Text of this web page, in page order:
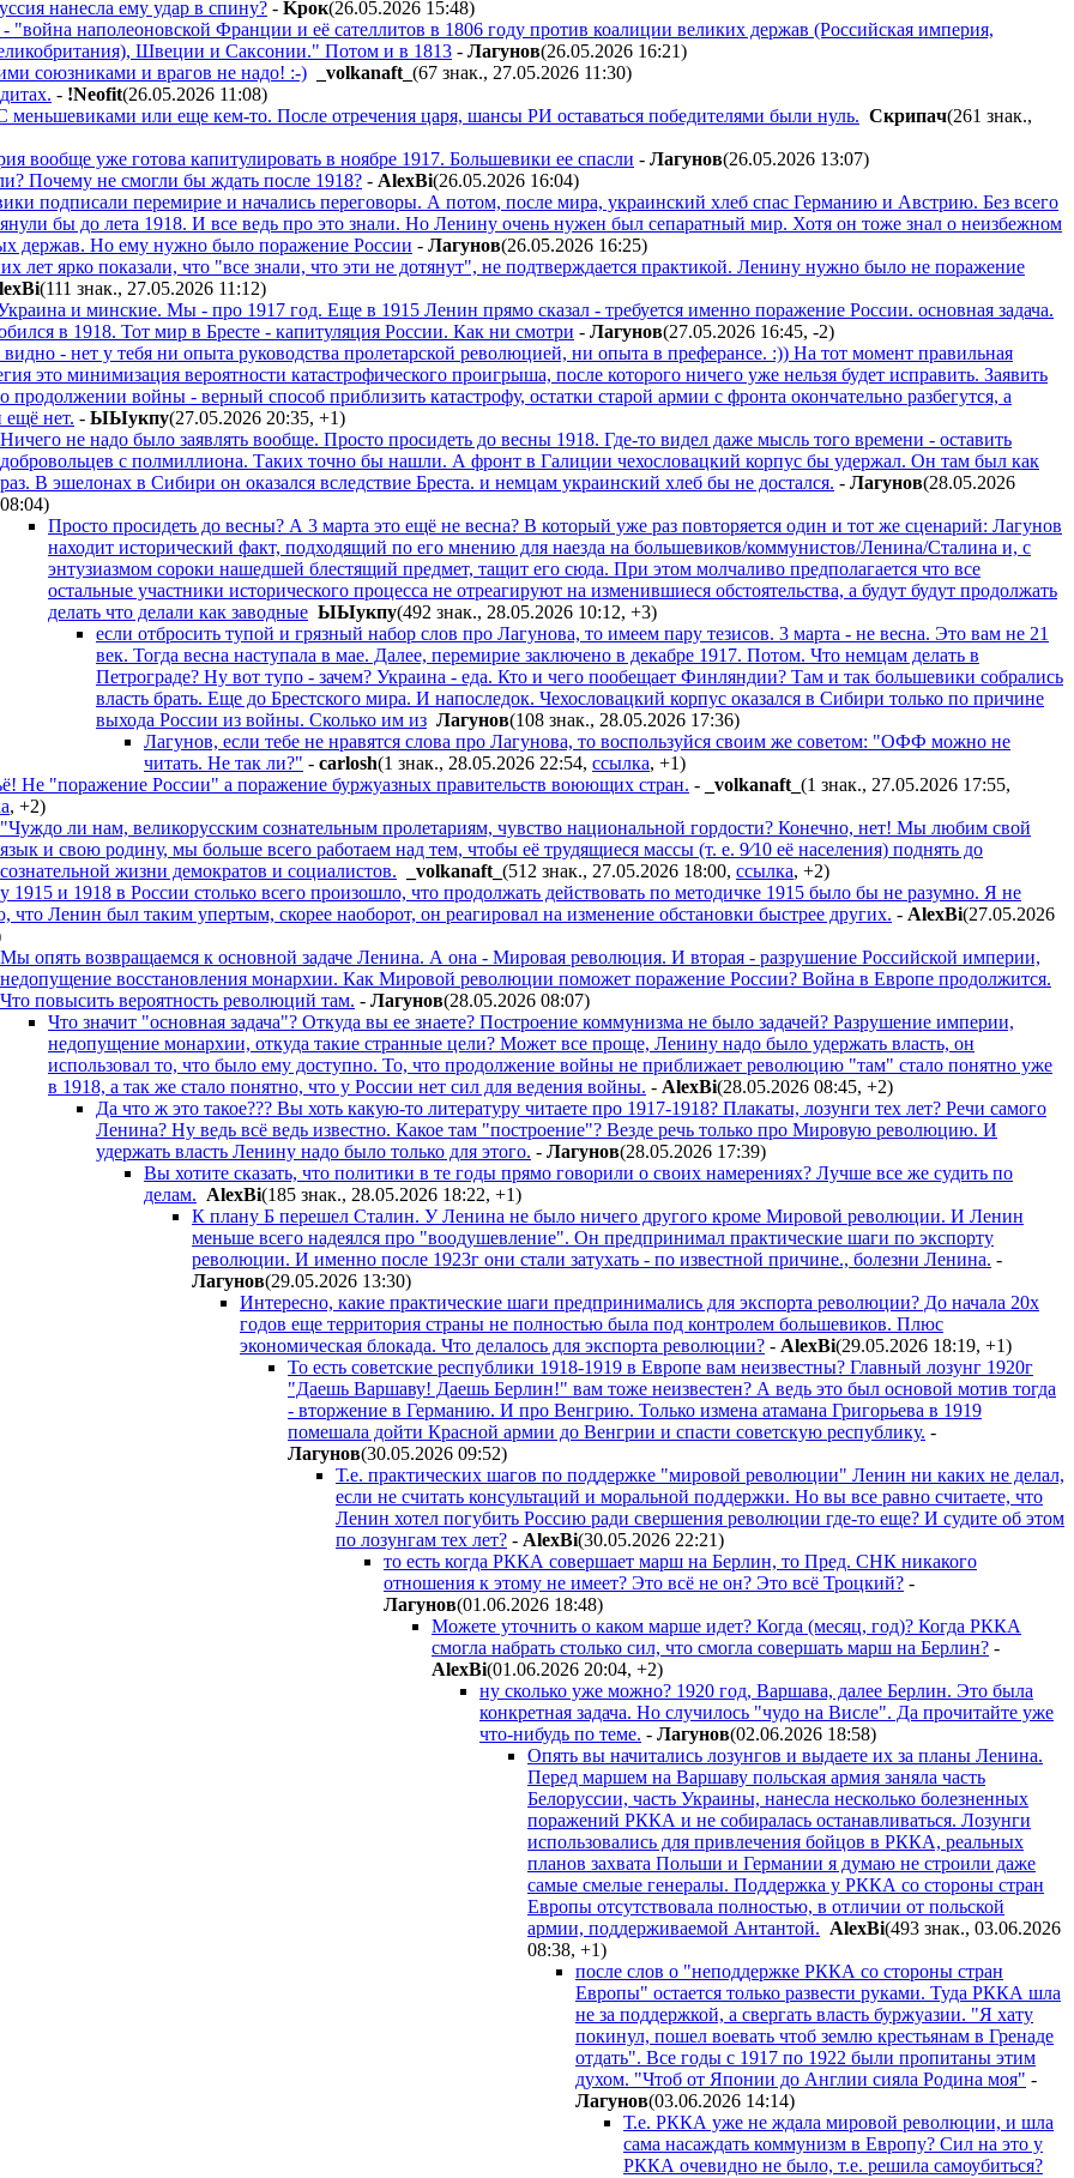
нанесла ему удар в спину? - Kpoк(26.05.2026 15:48)
- "война наполеоновской Франции и её сателлитов в 1806 году против коалиции великих держав (Российская империя,
Швеции и Саксонии." Потом и в 1813 - Лaгyнoв(26.05.2026 16:21)
союзниками и врагов не надо! :-)
_volkanaft_ (67 знак., 27.05.2026 11:30)
- !Neofit(26.05.2026 11:08)
или еще кем-то. После отречения царя, шансы РИ оставаться победителями были нуль. Cкpипaч(261 знак.,
вообще уже готова капитулировать в ноябре 1917. Большевики ее спасли - Лaгyнoв(26.05.2026 13:07)
Почему не смогли бы ждать после 1918? - AlexBi(26.05.2026 16:04)
подписали перемирие и начались переговоры. А потом, после мира, украинский хлеб спас Германию и Австрию. Без всего
бы до лета 1918. И все ведь про это знали. Но Ленину очень нужен был сепаратный мир. Хотя он тоже знал о неизбежном
держав. Но ему нужно было поражение России - Лaгyнoв(26.05.2026 16:25)
лет ярко показали, что "все знали, что эти не дотянут", не подтверждается практикой. Ленину нужно было не поражение
(111 знак., 27.05.2026 11:12)
и минские. Мы - про 1917 год. Еще в 1915 Ленин прямо сказал - требуется именно поражение России. основная задача.
в 1918. Тот мир в Бресте - капитуляция России. Как ни смотри - Лaгyнoв(27.05.2026 16:45, -2)
видно - нет у тебя ни опыта руководства пролетарской революцией, ни опыта в преферансе. :)) На тот момент правильная
это минимизация вероятности катастрофического проигрыша, после которого ничего уже нельзя будет исправить. Заявить
о продолжении войны - верный способ приблизить катастрофу, остатки старой армии с фронта окончательно разбегутся, а
ещё нет. - ЫЫyкпy(27.05.2026 20:35, +1)
Ничего не надо было заявлять вообще. Просто просидеть до весны 1918. Где-то видел даже мысль того времени - оставить
добровольцев с полмиллиона. Таких точно бы нашли. А фронт в Галиции чехословацкий корпус бы удержал. Он там был как
раз. В эшелонах в Сибири он оказался вследствие Бреста. и немцам украинский хлеб бы не достался. - Лaгyнoв(28.05.2026
08:04)
Просто просидеть до весны? А 3 марта это ещё не весна? В который уже раз повторяется один и тот же сценарий: Лагунов
находит исторический факт, подходящий по его мнению для наезда на большевиков/коммунистов/Ленина/Сталина и, с
энтузиазмом сороки нашедшей блестящий предмет, тащит его сюда. При этом молчаливо предполагается что все
остальные участники исторического процесса не отреагируют на изменившиеся обстоятельства, а будут будут продолжать
делать что делали как заводные ЫЫyкпy(492 знак., 28.05.2026 10:12, +3)
если отбросить тупой и грязный набор слов про Лагунова, то имеем пару тезисов. 3 марта - не весна. Это вам не 21
век. Тогда весна наступала в мае. Далее, перемирие заключено в декабре 1917. Потом. Что немцам делать в
Петрограде? Ну вот тупо - зачем? Украина - еда. Кто и чего пообещает Финляндии? Там и так большевики собрались
власть брать. Еще до Брестского мира. И напоследок. Чехословацкий корпус оказался в Сибири только по причине
выхода России из войны. Сколько им из Лaгyнoв(108 знак., 28.05.2026 17:36)
Лагунов, если тебе не нравятся слова про Лагунова, то воспользуйся своим же советом: "ОФФ можно не
читать. Не так ли?" - carlosh(1 знак., 28.05.2026 22:54, ссылка, +1)
Не "поражение России" а поражение буржуазных правительств воюющих стран. - _volkanaft_ (1 знак., 27.05.2026 17:55,
, +2)
"Чуждо ли нам, великорусским сознательным пролетариям, чувство национальной гордости? Конечно, нет! Мы любим свой
язык и свою родину, мы больше всего работаем над тем, чтобы её трудящиеся массы (т. е. 9⁄10 её населения) поднять до
сознательной жизни демократов и социалистов.
_volkanaft_ (512 знак., 27.05.2026 18:00, ссылка, +2)
1915 и 1918 в России столько всего произошло, что продолжать действовать по методичке 1915 было бы не разумно. Я не
что Ленин был таким упертым, скорее наоборот, он реагировал на изменение обстановки быстрее других. - AlexBi(27.05.2026
Мы опять возвращаемся к основной задаче Ленина. А она - Мировая революция. И вторая - разрушение Российской империи,
недопущение восстановления монархии. Как Мировой революции поможет поражение России? Война в Европе продолжится.
Что повысить вероятность революций там. - Лaгyнoв(28.05.2026 08:07)
Что значит "основная задача"? Откуда вы ее знаете? Построение коммунизма не было задачей? Разрушение империи,
недопущение монархии, откуда такие странные цели? Может все проще, Ленину надо было удержать власть, он
использовал то, что было ему доступно. То, что продолжение войны не приближает революцию "там" стало понятно уже
в 1918, а так же стало понятно, что у России нет сил для ведения войны. - AlexBi(28.05.2026 08:45, +2)
Да что ж это такое??? Вы хоть какую-то литературу читаете про 1917-1918? Плакаты, лозунги тех лет? Речи самого
Ленина? Ну ведь всё ведь известно. Какое там "построение"? Везде речь только про Мировую революцию. И
удержать власть Ленину надо было только для этого. - Лaгyнoв(28.05.2026 17:39)
Вы хотите сказать, что политики в те годы прямо говорили о своих намерениях? Лучше все же судить по
делам. AlexBi(185 знак., 28.05.2026 18:22, +1)
К плану Б перешел Сталин. У Ленина не было ничего другого кроме Мировой революции. И Ленин
меньше всего надеялся про "воодушевление". Он предпринимал практические шаги по экспорту
революции. И именно после 1923г они стали затухать - по известной причине., болезни Ленина. -
Лaгyнoв(29.05.2026 13:30)
Интересно, какие практические шаги предпринимались для экспорта революции? До начала 20х
годов еще территория страны не полностью была под контролем большевиков. Плюс
экономическая блокада. Что делалось для экспорта революции? - AlexBi(29.05.2026 18:19, +1)
То есть советские республики 1918-1919 в Европе вам неизвестны? Главный лозунг 1920г
"Даешь Варшаву! Даешь Берлин!" вам тоже неизвестен? А ведь это был основой мотив тогда
- вторжение в Германию. И про Венгрию. Только измена атамана Григорьева в 1919
помешала дойти Красной армии до Венгрии и спасти советскую республику. -
Лaгyнoв(30.05.2026 09:52)
Т.е. практических шагов по поддержке "мировой революции" Ленин ни каких не делал,
если не считать консультаций и моральной поддержки. Но вы все равно считаете, что
Ленин хотел погубить Россию ради свершения революции где-то еще? И судите об этом
по лозунгам тех лет? - AlexBi(30.05.2026 22:21)
то есть когда РККА совершает марш на Берлин, то Пред. СНК никакого
отношения к этому не имеет? Это всё не он? Это всё Троцкий? -
Лaгyнoв(01.06.2026 18:48)
Можете уточнить о каком марше идет? Когда (месяц, год)? Когда РККА
смогла набрать столько сил, что смогла совершать марш на Берлин? -
AlexBi(01.06.2026 20:04, +2)
ну сколько уже можно? 1920 год, Варшава, далее Берлин. Это была
конкретная задача. Но случилось "чудо на Висле". Да прочитайте уже
что-нибудь по теме. - Лaгyнoв(02.06.2026 18:58)
Опять вы начитались лозунгов и выдаете их за планы Ленина.
Перед маршем на Варшаву польская армия заняла часть
Белоруссии, часть Украины, нанесла несколько болезненных
поражений РККА и не собиралась останавливаться. Лозунги
использовались для привлечения бойцов в РККА, реальных
планов захвата Польши и Германии я думаю не строили даже
самые смелые генералы. Поддержка у РККА со стороны стран
Европы отсутствовала полностью, в отличии от польской
армии, поддерживаемой Антантой. AlexBi(493 знак., 03.06.2026
08:38, +1)
после слов о "неподдержке РККА со стороны стран
Европы" остается только развести руками. Туда РККА шла
не за поддержкой, а свергать власть буржуазии. "Я хату
покинул, пошел воевать чтоб землю крестьянам в Гренаде
отдать". Все годы с 1917 по 1922 были пропитаны этим
духом. "Чтоб от Японии до Англии сияла Родина моя" -
Лaгyнoв(03.06.2026 14:14)
Т.е. РККА уже не ждала мировой революции, и шла
сама насаждать коммунизм в Европу? Сил на это у
РККА очевидно не было, т.е. решила самоубиться?